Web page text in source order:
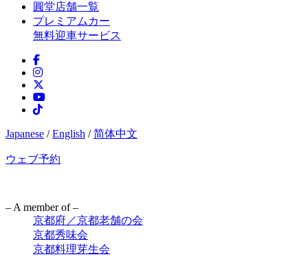
圓堂店舗一覧
プレミアムカー
無料迎車サービス
Japanese /English /简体中文
ウェブ予約
– A member of –
京都府／京都老舗の会
京都秀味会
京都料理芽生会